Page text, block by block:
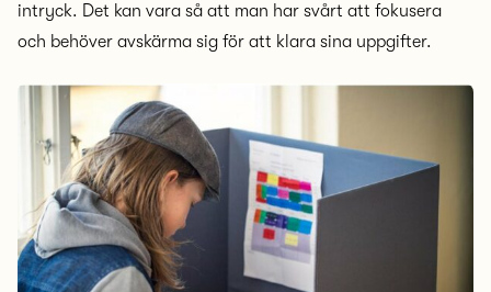
intryck. Det kan vara så att man har svårt att fokusera
och behöver avskärma sig för att klara sina uppgifter.